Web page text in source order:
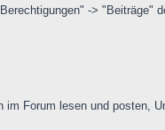
->
Forum lesen und posten,